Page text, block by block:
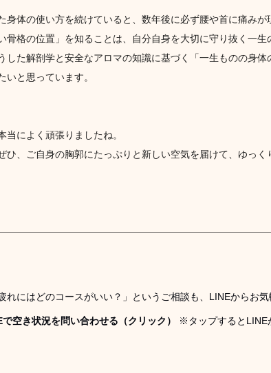
身体の使い方を続けていると、数年後に必ず腰や首に痛みが
い骨格の位置」を知ることは、自分自身を大切に守り抜く一
した解剖学と安全なアロマの知識に基づく「一生ものの身
いと思っています。
当によく頑張りましたね。
ひ、ご自身の胸郭にたっぷりと新しい空気を届けて、ゆっく
れにはどのコースがいい？」というご相談も、LINEからお気
空き状況を問い合わせる（クリック） ※タップするとLINE